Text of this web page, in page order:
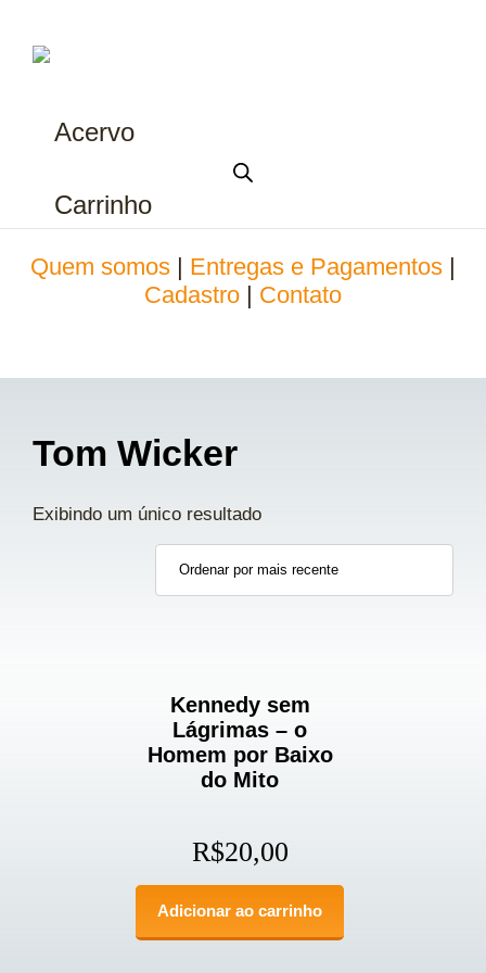
Acervo
Carrinho
Quem somos Entregas e Pagamentos
Cadastro
Contato
Tom Wicker
Exibindo um único resultado
Kennedy sem
Lágrimas – o
Homem por Baixo
do Mito
R$20,00
Adicionar ao carrinho